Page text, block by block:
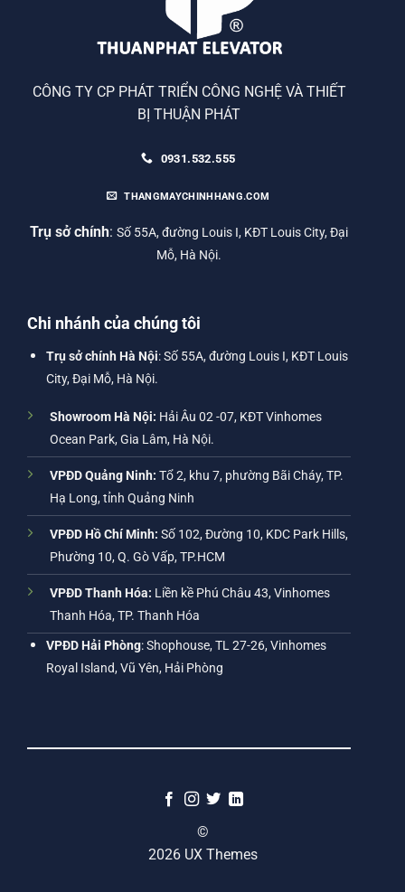
CÔNG TY CP PHÁT TRIỂN CÔNG NGHỆ VÀ THIẾT
BỊ THUẬN PHÁT
0931.532.555
THANGMAYCHINHHANG.COM
Trụ sở chính: Số 55A, đường Louis I, KĐT Louis City, Đại
Mỗ, Hà Nội.
Chi nhánh của chúng tôi
Trụ sở chính Hà Nội: Số 55A, đường Louis I, KĐT Louis
City, Đại Mỗ, Hà Nội.
Showroom Hà Nội: Hải Âu 02 -07, KĐT Vinhomes
Ocean Park, Gia Lâm, Hà Nội.
VPĐD Quảng Ninh: Tổ 2, khu 7, phường Bãi Cháy, TP.
Hạ Long, tỉnh Quảng Ninh
VPĐD Hồ Chí Minh: Số 102, Đường 10, KDC Park Hills,
Phường 10, Q. Gò Vấp, TP.HCM
VPĐD Thanh Hóa: Liền kề Phú Châu 43, Vinhomes
Thanh Hóa, TP. Thanh Hóa
VPĐD Hải Phòng: Shophouse, TL 27-26, Vinhomes
Royal Island, Vũ Yên, Hải Phòng
©
2026 UX Themes